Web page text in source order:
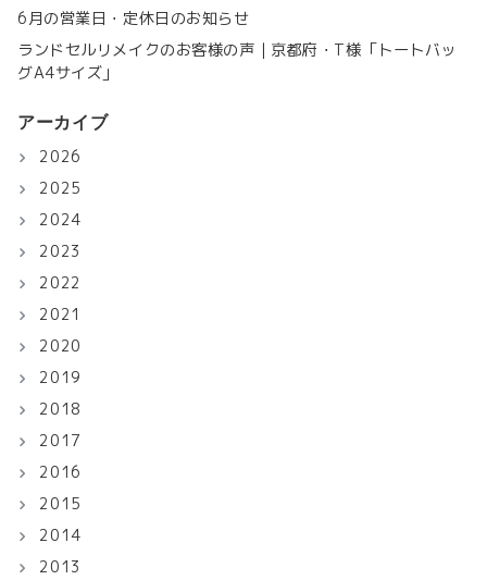
6月の営業日・定休日のお知らせ
ランドセルリメイクのお客様の声｜京都府・T様「トートバッ
グA4サイズ」
アーカイブ
2026
2025
2024
2023
2022
2021
2020
2019
2018
2017
2016
2015
2014
2013